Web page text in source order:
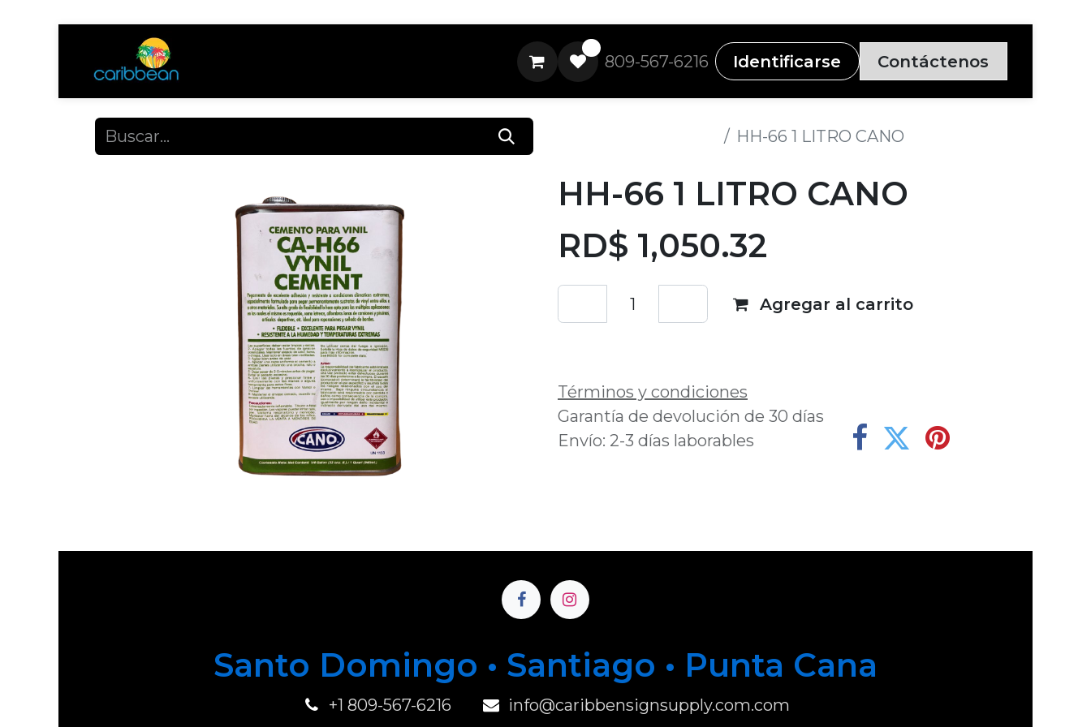
809-567-6216 Identificarse Contáctenos
HH-66 1 LITRO CANO
HH-66 1 LITRO CANO
RD$ 1,050.32
Agregar al carrito
Términos y condiciones
Garantía de devolución de 30 días
Envío: 2-3 días laborables
Santo Domingo • Santiago • Punta Cana
+1 809-567-6216 info@caribbensignsupply.com.com